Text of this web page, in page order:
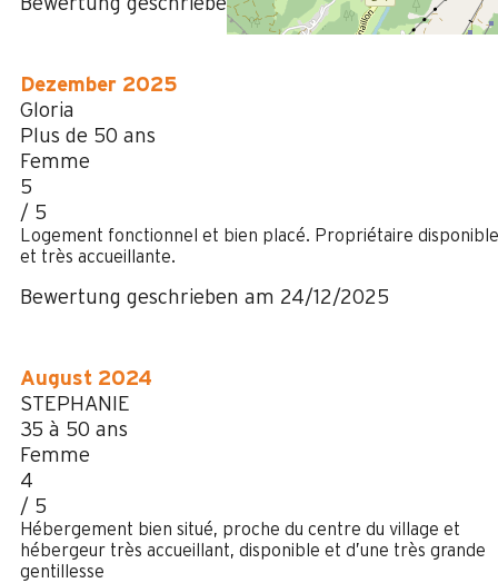
Dezember 2025
Gloria
Plus de 50 ans
Femme
5
/ 5
Logement fonctionnel et bien placé. Propriétaire disponible
et très accueillante.
Bewertung geschrieben am 24/12/2025
August 2024
STEPHANIE
35 à 50 ans
Femme
4
/ 5
Hébergement bien situé, proche du centre du village et
hébergeur très accueillant, disponible et d’une très grande
gentillesse